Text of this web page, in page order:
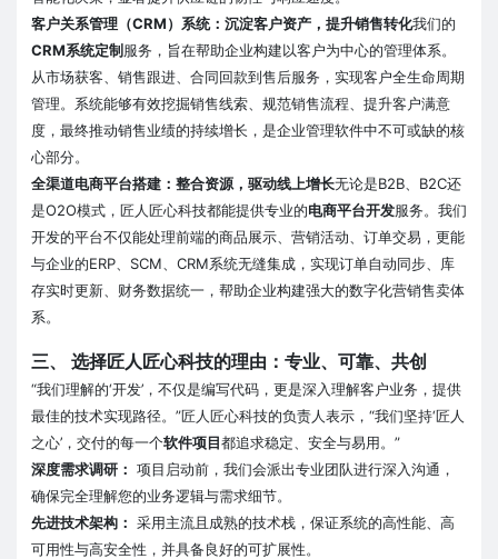
客户关系管理（CRM）系统：沉淀客户资产，提升销售转化我们的
CRM系统定制 服务，旨在帮助企业构建以客户为中心的管理体系。
从市场获客、销售跟进、合同回款到售后服务，实现客户全生命周期
管理。系统能够有效挖掘销售线索、规范销售流程、提升客户满意
度，最终推动销售业绩的持续增长，是企业管理软件中不可或缺的核
心部分。
全渠道电商平台搭建：整合资源，驱动线上增长无论是B2B、B2C还
是O2O模式，匠人匠心科技都能提供专业的电商平台开发服务。我们
开发的平台不仅能处理前端的商品展示、营销活动、订单交易，更能
与企业的ERP、SCM、CRM系统无缝集成，实现订单自动同步、库
存实时更新、财务数据统一，帮助企业构建强大的数字化营销售卖体
系。
三、 选择匠人匠心科技的理由：专业、可靠、共创
“我们理解的‘开发’，不仅是编写代码，更是深入理解客户业务，提供
最佳的技术实现路径。”匠人匠心科技的负责人表示，“我们坚持‘匠人
之心’，交付的每一个软件项目都追求稳定、安全与易用。”
深度需求调研： 项目启动前，我们会派出专业团队进行深入沟通，
确保完全理解您的业务逻辑与需求细节。
先进技术架构： 采用主流且成熟的技术栈，保证系统的高性能、高
可用性与高安全性，并具备良好的可扩展性。